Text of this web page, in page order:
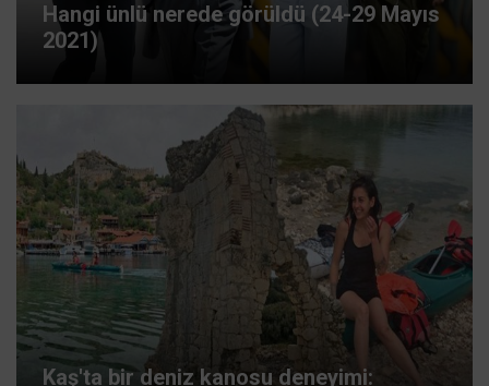
Hangi ünlü nerede görüldü (24-29 Mayıs
2021)
Kaş'ta bir deniz kanosu deneyimi: